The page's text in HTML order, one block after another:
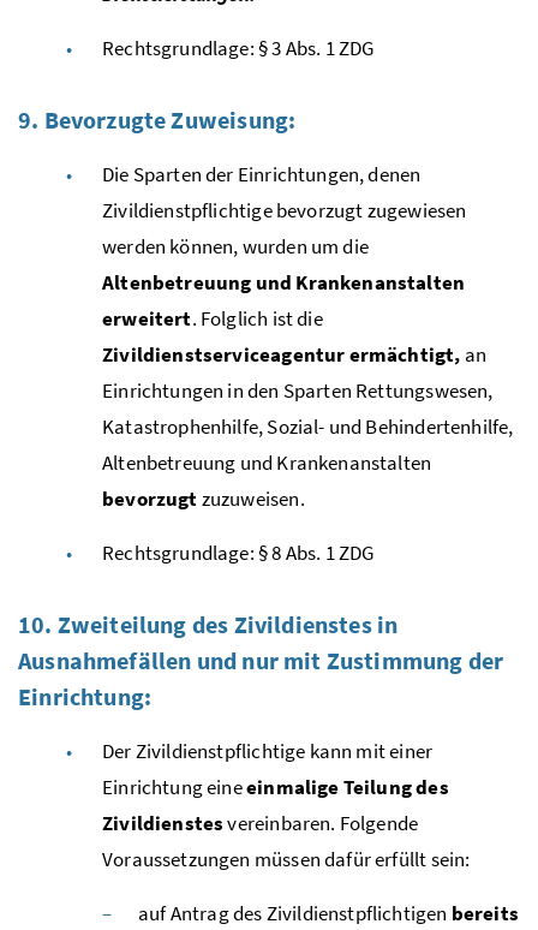
Rechtsgrundlage: § 3Abs. 1ZDG
9. Bevorzugte Zuweisung:
Die Sparten der Einrichtungen, denen
Zivildienstpflichtige bevorzugt zugewiesen
werden können, wurden um die
Altenbetreuung und Krankenanstalten
erweitert. Folglich ist die
Zivildienstserviceagentur ermächtigt, an
Einrichtungen in den Sparten Rettungswesen,
Katastrophenhilfe, Sozial- und Behindertenhilfe,
Altenbetreuung und Krankenanstalten
bevorzugtzuzuweisen.
Rechtsgrundlage: § 8Abs. 1ZDG
10. Zweiteilung des Zivildienstes in
Ausnahmefällen und nur mit Zustimmung der
Einrichtung:
Der Zivildienstpflichtige kann mit einer
Einrichtung eineeinmalige Teilung des
Zivildienstesvereinbaren. Folgende
Voraussetzungen müssen dafür erfüllt sein:
auf Antrag des Zivildienstpflichtigen bereits